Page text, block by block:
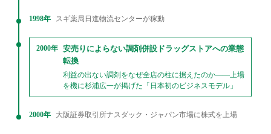
1998年 スギ薬局日進物流センターが稼動
2000年 安売りによらない調剤併設ドラッグストアへの業態
転換
利益の出ない調剤をなぜ全店の柱に据えたのか——上場
を機に杉浦広一が掲げた「日本初のビジネスモデル」
2000年 大阪証券取引所ナスダック・ジャパン市場に株式を上場